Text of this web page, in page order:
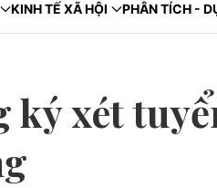
KINH TẾ XÃ HỘI PHÂN TÍCH -
ký xét